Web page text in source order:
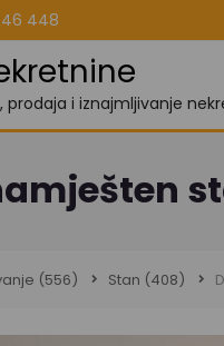
448
prodaja i iznajmljivanje
(556) Stan (408)